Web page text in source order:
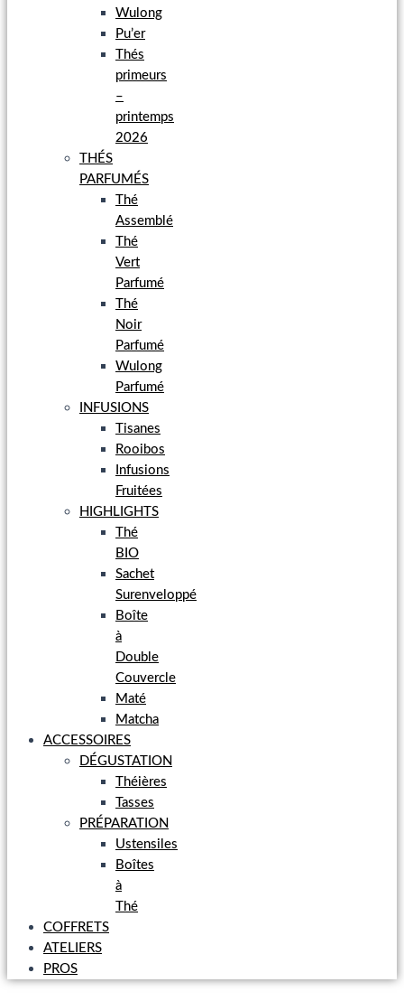
Wulong
Pu’er
Thés
primeurs
–
printemps
2026
THÉS
PARFUMÉS
Thé
Assemblé
Thé
Vert
Parfumé
Thé
Noir
Parfumé
Wulong
Parfumé
INFUSIONS
Tisanes
Rooibos
Infusions
Fruitées
HIGHLIGHTS
Thé
BIO
Sachet
Surenveloppé
Boîte
à
Double
Couvercle
Maté
Matcha
ACCESSOIRES
DÉGUSTATION
Théières
Tasses
PRÉPARATION
Ustensiles
Boîtes
à
Thé
COFFRETS
ATELIERS
PROS